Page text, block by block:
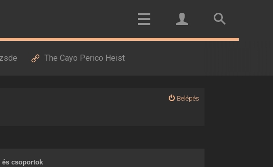
The Cayo Perico Heist
Belépés
és csoportok